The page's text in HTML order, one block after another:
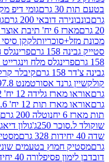
200 גרם
גוסי ג'ל בקבוק
פלסטיק
לקקן סיסי סטיקס פינגווין
פרינגלס הכל בייגל 158 גרם
מלח וינגרייט 158 גרם
קיבלר קרקר שמינייה
197.8 גרם
12 יח' 331.2 גרם
12 יח' 441.6 גרם
נוטלה 200 גרם
גולון טווינס
250ג'
גולון דיאג'סטיב מוזלי 365ג'
בטעמים שונים 40 יחידות 328 גרם
40 יחידות 328 גרם